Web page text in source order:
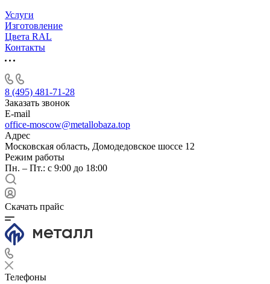
Услуги
Изготовление
Цвета RAL
Контакты
8 (495) 481-71-28
Заказать звонок
E-mail
office-moscow@metallobaza.top
Адрес
Московская область, Домодедовское шоссе 12
Режим работы
Пн. – Пт.: с 9:00 до 18:00
Скачать прайс
Телефоны